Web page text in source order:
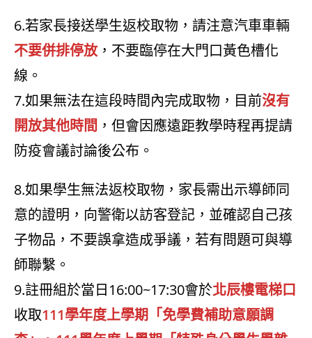
6.若家長接送學生返校取物，請注意汽車車輛
不要併排停放，不要臨停在大門口黃色槽化
線。
7.如果無法在這段時間內完成取物，目前沒有
開放其他時間 ，但會因應遠距教學時程再提請
防疫會議討論後公布。
8.如果學生無法返校取物，家長需出示導師同
意的證明，向警衛以訪客登記，並確認自己孩
子物品，不要誤拿造成爭議，若有問題可與導
師聯繫。
9.註冊組於當日16:00~17:30會於北辰樓電梯口
收取111學年度上學期「免學費補助意願調